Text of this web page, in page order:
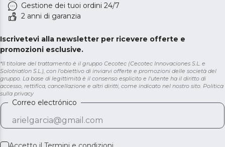
Gestione dei tuoi ordini 24/7
2 anni di garanzia
Iscrivetevi alla newsletter per ricevere offerte e
promozioni esclusive.
*Il titolare del trattamento è il gruppo Cecotec (Cecotec Innovaciones S.L. e
Solotriatlon S.L.), con l'obiettivo di inviarvi offerte e promozioni delle società del
gruppo. La base di legittimità è il consenso esplicito e l'utente ha il diritto di
accesso, rettifica, cancellazione e altri diritti, come indicato nel nostro sito. Politica
sulla privacy
Correo electrónico